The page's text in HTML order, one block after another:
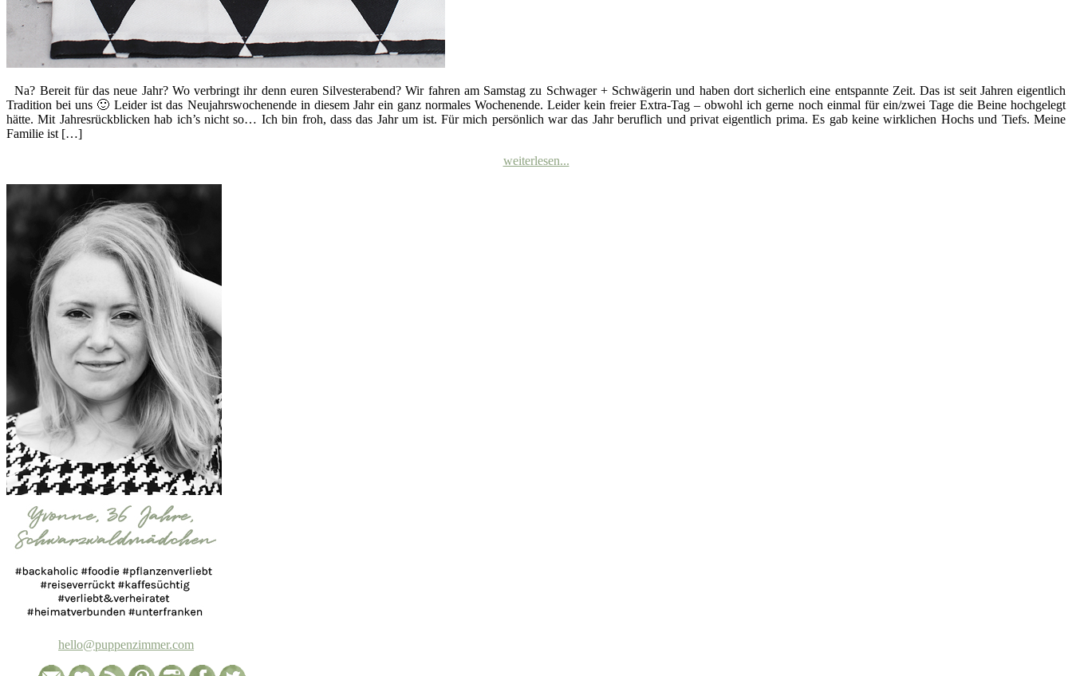
Na? Bereit für das neue Jahr? Wo verbringt ihr denn euren Silvesterabend? Wir fahren am Samstag zu Schwager + Schwägerin und haben dort sicherlich eine entspannte Zeit. Das ist seit Jahren eigentlich
Tradition bei uns 🙂 Leider ist das Neujahrswochenende in diesem Jahr ein ganz normales Wochenende. Leider kein freier Extra-Tag – obwohl ich gerne noch einmal für ein/zwei Tage die Beine hochgelegt
hätte. Mit Jahresrückblicken hab ich’s nicht so… Ich bin froh, dass das Jahr um ist. Für mich persönlich war das Jahr beruflich und privat eigentlich prima. Es gab keine wirklichen Hochs und Tiefs. Meine
Familie ist […]
weiterlesen...
hello@puppenzimmer.com